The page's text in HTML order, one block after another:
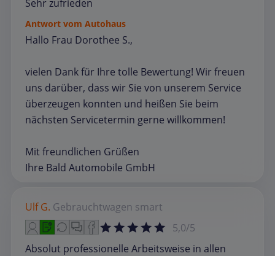
Sehr zufrieden
Antwort vom Autohaus
Hallo Frau Dorothee S.,
vielen Dank für Ihre tolle Bewertung! Wir freuen
uns darüber, dass wir Sie von unserem Service
überzeugen konnten und heißen Sie beim
nächsten Servicetermin gerne willkommen!
Mit freundlichen Grüßen
Ihre Bald Automobile GmbH
Ulf G. Gebrauchtwagen smart
5,0/5
Absolut professionelle Arbeitsweise in allen